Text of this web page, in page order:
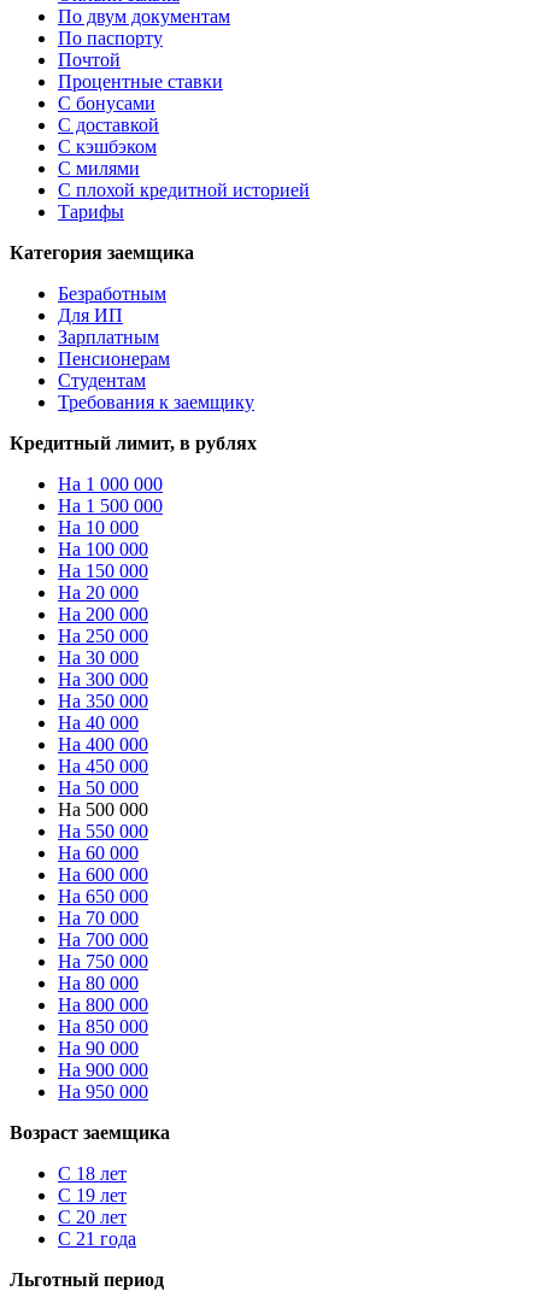
По двум документам
По паспорту
Почтой
Процентные ставки
С бонусами
С доставкой
С кэшбэком
С милями
С плохой кредитной историей
Тарифы
Категория заемщика
Безработным
Для ИП
Зарплатным
Пенсионерам
Студентам
Требования к заемщику
Кредитный лимит, в рублях
На 1 000 000
На 1 500 000
На 10 000
На 100 000
На 150 000
На 20 000
На 200 000
На 250 000
На 30 000
На 300 000
На 350 000
На 40 000
На 400 000
На 450 000
На 50 000
На 500 000
На 550 000
На 60 000
На 600 000
На 650 000
На 70 000
На 700 000
На 750 000
На 80 000
На 800 000
На 850 000
На 90 000
На 900 000
На 950 000
Возраст заемщика
С 18 лет
С 19 лет
С 20 лет
С 21 года
Льготный период